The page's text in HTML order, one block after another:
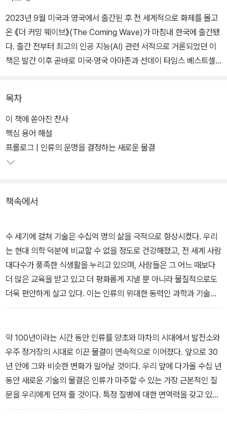
2023년 9월 미국과 영국에서 출간된 후 전 세계적으로 화제를 몰고
온 《더 커밍 웨이브》(The Coming Wave)가 마침내 한국에 출간됐
다. 출간 전부터 최고의 인공 지능(AI) 관련 서적으로 거론되었던 이
책은 발간 이후 곧바로 미국·영국 아마존과 선데이 타임스 베스트셀
미디어에서 ‘올해 최고의 책’으로 선정되었다.
저자는 알파고 개발의 주역이자 세계 최고의 AI 기업 딥마인드와 인
플렉션 AI의 창립자 무스타파 술레이만으로 현재 진행 중인 AI 혁명
에 가장 가까이 있는 인물로 평가받고 있다. 그는 딥마인드를 10년 이
에서 AI 제품 관리 부서의 부사장으로 일하면서 그의 팀과 함께 세계
했다. 《더 커밍 웨이브》는 이처럼 인공 지능 개발의 최전선에서 기술
혁명의 새로운 역사를 쓰고 있는 저자가 직접 AI 산업의 미래를 전망
하고 이로 인해 무엇이, 어떻게 바뀔 것인지 예측한 책이다.
《더 커밍 웨이브》에 대한 평가과 영향력은 시간이 지날수록 뜨거워지
츠), “미래에서 보내온 강력한 경고, 단 한 페이지도 외면할 수 없
다.”(누리엘 루비니), “머지않아 몰아칠 파도에 대한 선명한 예보, 경
외심마저 불러일으킨다”(알랭 드 보통) 등 분야를 가리지 않고 전 세
계의 석학들이 책에 찬사를 던지고 있음이 이를 증명한다.
목차
이 책에 쏟아진 찬사
핵심 용어 해설
프롤로그 | 인류의 운명을 결정하는 새로운 물결
책속에서
수 세기에 걸쳐 기술은 수십억 명의 삶을 극적으로 향상시켰다. 우리
는 현대 의학 덕분에 비교할 수 없을 정도로 건강해졌고, 전 세계 사람
대다수가 풍족한 식생활을 누리고 있으며, 사람들은 그 어느 때보다
더 많은 교육을 받고 있고 더 평화롭게 지낼 뿐 아니라 물질적으로도
더욱 편안하게 살고 있다. 이는 인류의 위대한 동력인 과학과 기술의
창조가 일조해 만들어 낸 결정적인 성과다. 그러한 이유로 나 역시 도
한 역사를 통해 얻은 우리의 낙관적 태도는 냉정한 현실에 근거해야
한다. 실패를 방지하려면 무엇이 잘못될 수 있는지 이해하고 궁극적
으로는 그에 맞설 수 있어야 한다. 우리는 그 결과가 어디로 이어질지
두려워하지 않고 논리의 종착점까지 추론의 흐름을 따라가야 하며,
그 종착점에 도달하면 그에 맞는 조치를 취해야 한다. 다가오는 기술
의 물결은 이전에 목격했던 그 어떤 것보다 더 빠르고 더 큰 규모로 실
약 100년이라는 시간 동안 인류를 양초와 마차의 시대에서 발전소와
우주 정거장의 시대로 이끈 물결이 연속적으로 이어졌다. 앞으로 30
년 안에 그와 비슷한 변화가 일어날 것이다. 우리 앞에 다가올 수십 년
동안 새로운 기술의 물결은 인류가 마주할 수 있는 가장 근본적인 질
문을 우리에게 던져 줄 것이다. 특정 질병에 대한 면역력을 갖고 있거
나, 지능이 높거나, 더 오래 살 가능성이 있는 아이를 낳을 수 있도록